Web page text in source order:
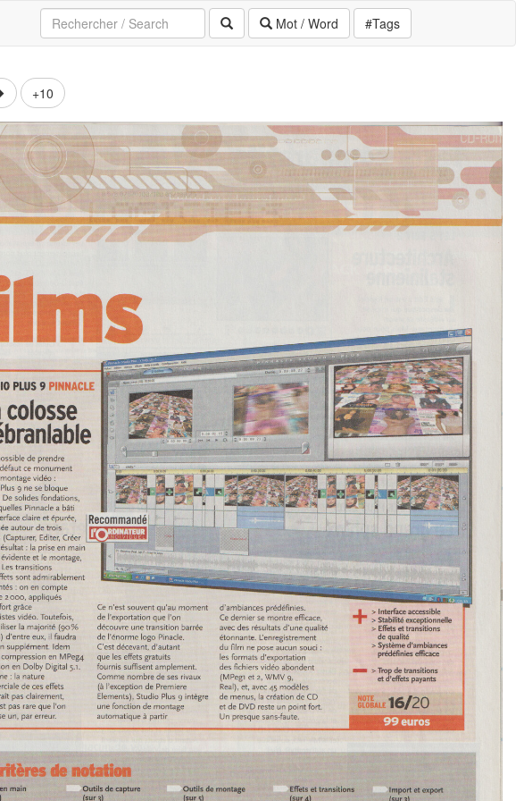
Mot / Word #Tags
+10